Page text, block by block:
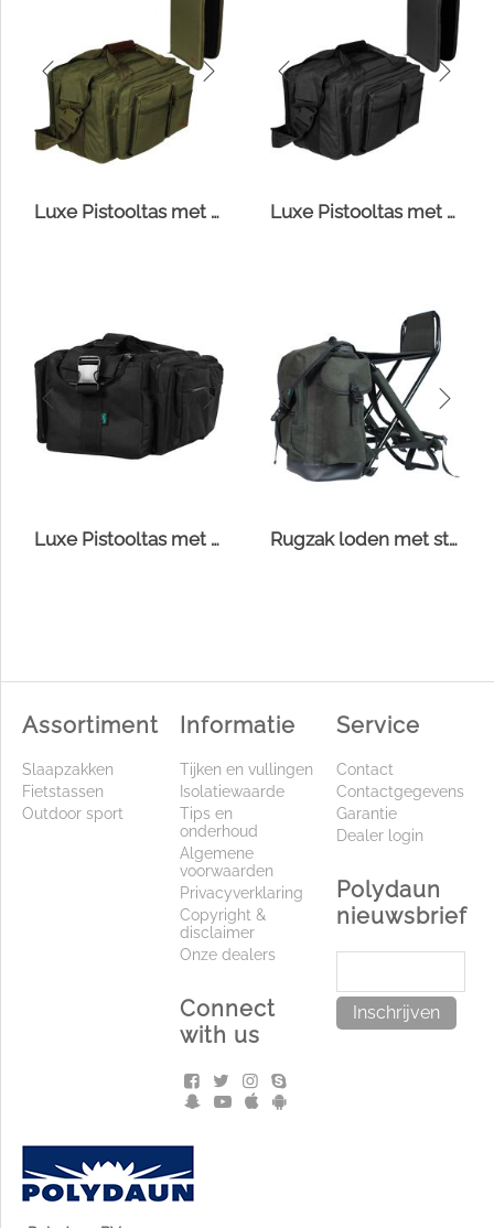
Luxe Pistooltas met foedraal Luxe Pistooltas met foedraal
Luxe Pistooltas met foedraal XL Rugzak loden met stoel
Assortiment
Slaapzakken
Fietstassen
Outdoor sport
Informatie
Tijken en vullingen
Isolatiewaarde
Tips en
onderhoud
Algemene
voorwaarden
Privacyverklaring
Copyright &
disclaimer
Onze dealers
Connect
with us
Service
Contact
Contactgegevens
Garantie
Dealer login
Polydaun
nieuwsbrief
Inschrijven